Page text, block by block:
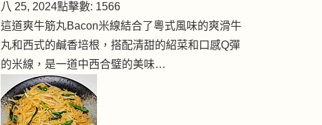
八 25, 2024點擊數: 1566
這道爽牛筋丸Bacon米線結合了粵式風味的爽滑牛
丸和西式的鹹香培根，搭配清甜的紹菜和口感Q彈
的米線，是一道中西合璧的美味…